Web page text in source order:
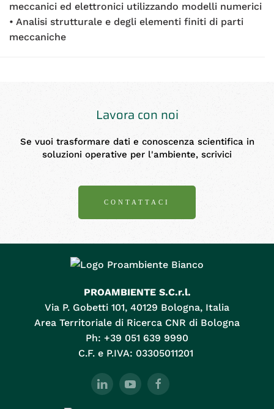
meccanici ed elettronici utilizzando modelli numerici
• Analisi strutturale e degli elementi finiti di parti
meccaniche
Lavora con noi
Se vuoi trasformare dati e conoscenza scientifica in
soluzioni operative per l'ambiente, scrivici
CONTATTACI
PROAMBIENTE S.C.r.l.
Via P. Gobetti 101, 40129 Bologna, Italia
Area Territoriale di Ricerca CNR di Bologna
Ph: +39 051 639 9990
C.F. e P.IVA: 03305011201